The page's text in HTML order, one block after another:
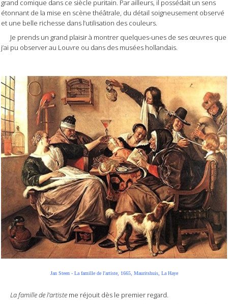
grand comique dans ce siècle puritain. Par ailleurs, il possédait un sens
étonnant de la mise en scène théâtrale, du détail soigneusement observé
et une belle richesse dans l’utilisation des couleurs.
Je prends un grand plaisir à montrer quelques-unes de ses œuvres que
j’ai pu observer au Louvre ou dans des musées hollandais.
Jan Steen - La famille de l'artiste, 1665, Mauritshuis, La Haye
La famille de l’artiste me réjouit dès le premier regard.